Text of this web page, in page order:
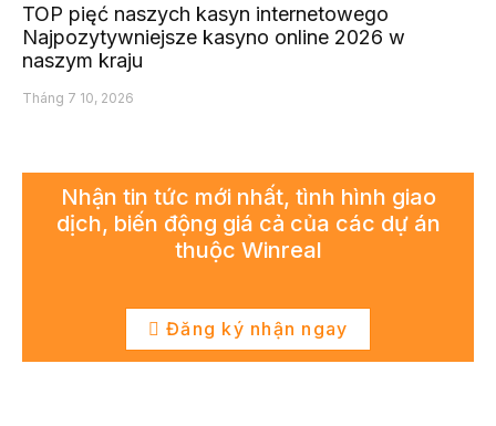
TOP pięć naszych kasyn internetowego
Najpozytywniejsze kasyno online 2026 w
naszym kraju
Tháng 7 10, 2026
Nhận tin tức mới nhất, tình hình giao
dịch, biến động giá cả của các dự án
thuộc Winreal
Đăng ký nhận ngay